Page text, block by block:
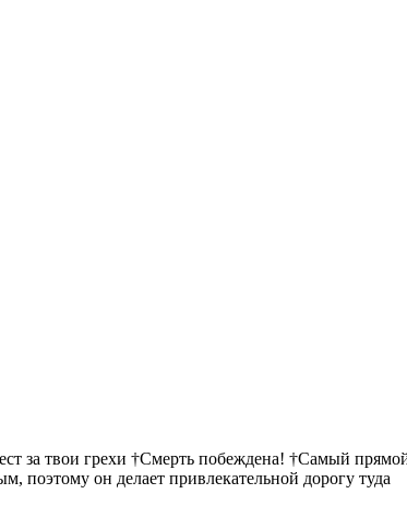
за твои грехи †Смерть побеждена! †Самый
поэтому он делает привлекательной дорогу туда